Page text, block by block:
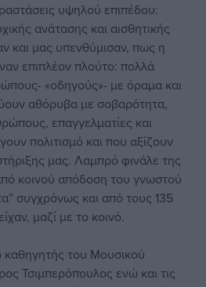
υψηλού επιπέδου:
ανάτασης και αισθητικής
και μας υπενθύμισαν, πως η
επιπλέον πλούτο: πολλά
«οδηγούς»- με όραμα και
αθόρυβα με σοβαρότητα,
επαγγελματίες και
πολιτισμό και που αξίζουν
μας. Λαμπρό φινάλε της
κοινού απόδοση του γνωστού
συγχρόνως και από τους 135
μαζί με το κοινό.
καθηγητής του Μουσικού
Τσιμπερόπουλος ενώ και τις